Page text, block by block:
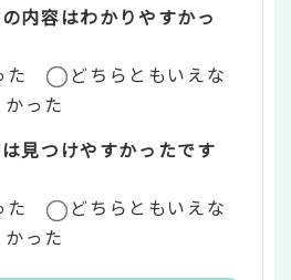
内容はわかりやすかっ
た
どちらともいえな
った
見つけやすかったです
た
どちらともいえな
った